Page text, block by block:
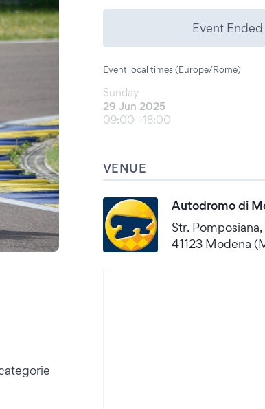
Event Ended
Event local times (Europe/Rome)
Sunday
29 Jun 2025
09:00
18:00
VENUE
Autodromo di
Str.
41123 Modena